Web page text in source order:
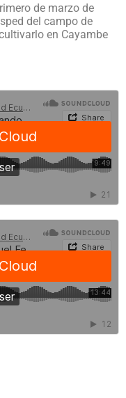
de marzo de
del campo de
en Cayambe